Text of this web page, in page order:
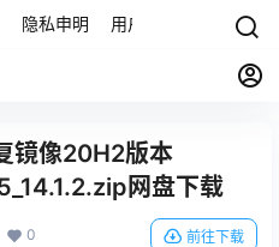
隐私申明 用户协议 联系我们
镜像20H2版本
网盘下载
0 前往下载